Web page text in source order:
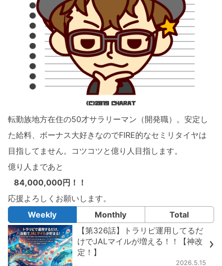
転勤族地方在住の50才サラリーマン（開発職）。安定し
た給料、ボーナス大好きなのでFIRE的なセミリタイヤは
目指してません。コツコツと億り人目指します。
億り人まであと
84,000,000円！！
応援よろしくお願いします。
Weekly
Monthly
Total
【第326話】トラリピ運用してるだ
けでJALマイルが増える！！【神改
定！】
2026.5.15